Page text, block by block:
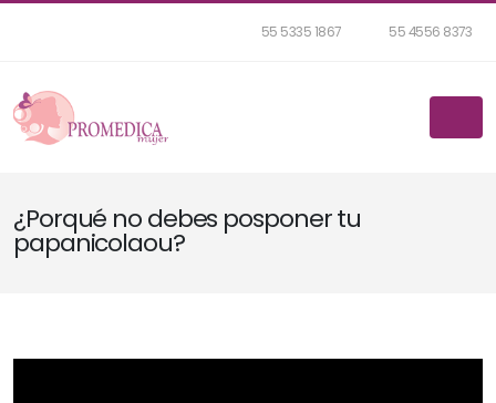
55 5335 1867 55 4556 8373
¿Porqué no debes posponer tu
papanicolaou?